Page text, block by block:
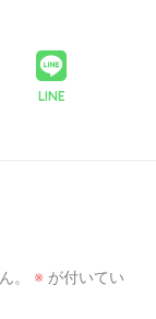
LINE
。 ※ が付いてい